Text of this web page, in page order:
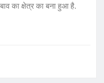
का क्षेत्र का बना हुआ है.